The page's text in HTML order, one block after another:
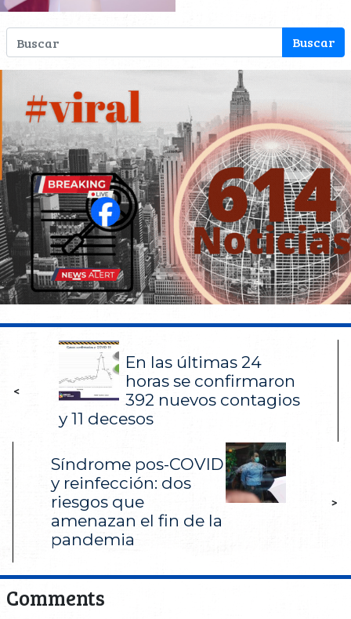
<
En las últimas 24
horas se confirmaron
392 nuevos contagios
y 11 decesos
Síndrome pos-COVID
y reinfección: dos
riesgos que
amenazan el fin de la
pandemia
>
Comments